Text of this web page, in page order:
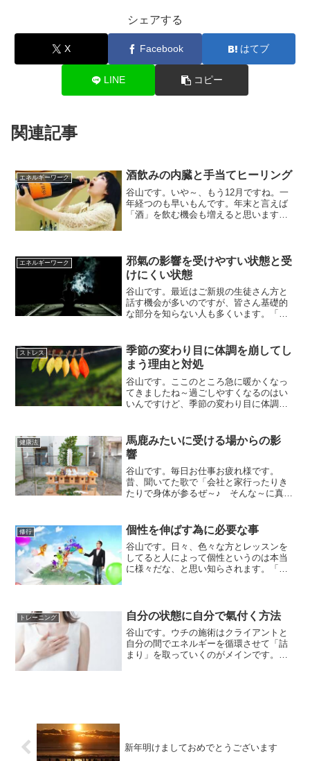
シェアする
X Facebook はてブ
LINE コピー
関連記事
エネルギーワーク 酒飲みの内臓と手当てヒーリング
谷山です。いや～、もう12月ですね。一
年経つのも早いもんです。年末と言えば
「酒」を飲む機会も増えると思います。
書いてみたいと思います...
エネルギーワーク
邪氣の影響を受けやすい状態と受
けにくい状態
谷山です。最近はご新規の生徒さん方と
話す機会が多いのですが、皆さん基礎的
な部分を知らない人も多くいます。「人
胸が苦しくなって頭痛がするんです」そ
んな話をよく聞きますが、大切なのは...
ストレス
季節の変わり目に体調を崩してし
まう理由と対処
谷山です。ここのところ急に暖かくなっ
てきましたね～過ごしやすくなるのはい
いんですけど、季節の変わり目に体調崩
てしまう氣エネルギー的な理由とその簡
単な対処法を書いてみたい...
健康法
馬鹿みたいに受ける場からの影
響
谷山です。毎日お仕事お疲れ様です。
昔、聞いてた歌で「会社と家行ったりき
たりで身体が参るぜ～♪ そんな～に真面
に人生を捧げる社会人に対してどちらか
というと反社会的、そして...
修行 個性を伸ばす為に必要な事
谷山です。日々、色々な方とレッスンを
してると人によって個性というのは本当
に様々だな、と思い知らされます。「個
はそれで良いのですが楽し...
トレーニング 自分の状態に自分で氣付く方法
谷山です。ウチの施術はクライアントと
自分の間でエネルギーを循環させて「詰
まり」を取っていくのがメインです。詰
新年明けましておめでとうございます